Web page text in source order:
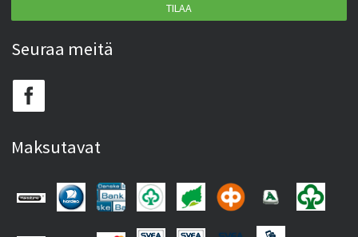
TILAA
Seuraa meitä
Maksutavat